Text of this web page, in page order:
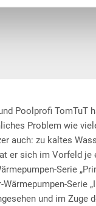
Poolprofi TomTuT
Problem wie
auch: zu kaltes
er sich im Vorfeld je
Serie
Serie
und im Zuge